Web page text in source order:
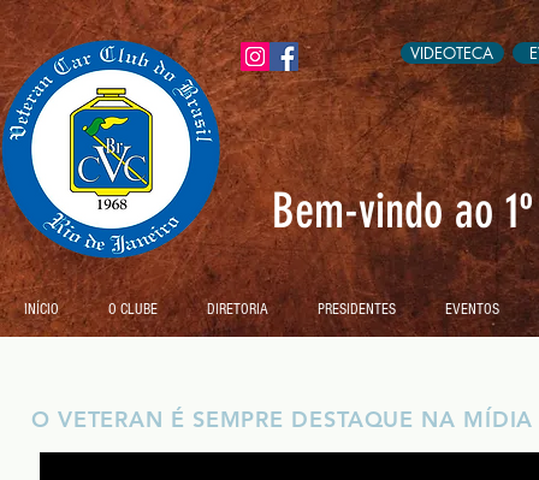
VIDEOTECA
Bem-vindo ao
INÍCIO O CLUBE DIRETORIA PRESIDENTES EVENTOS
O VETERAN É SEMPRE DESTAQUE NA MÍDIA